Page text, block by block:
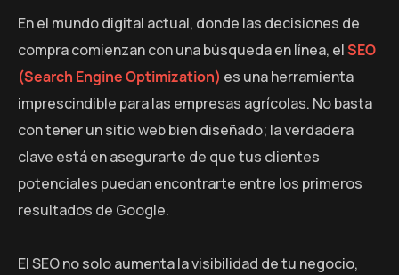
En el mundo digital actual, donde las decisiones de
compra comienzan con una búsqueda en línea, elSEO
(Search Engine Optimization) es una herramienta
imprescindible para las empresas agrícolas. No basta
con tener un sitio web bien diseñado; la verdadera
clave está en asegurarte de que tus clientes
potenciales puedan encontrarte entre los primeros
resultados de Google.
El SEO no solo aumenta la visibilidad de tu negocio,